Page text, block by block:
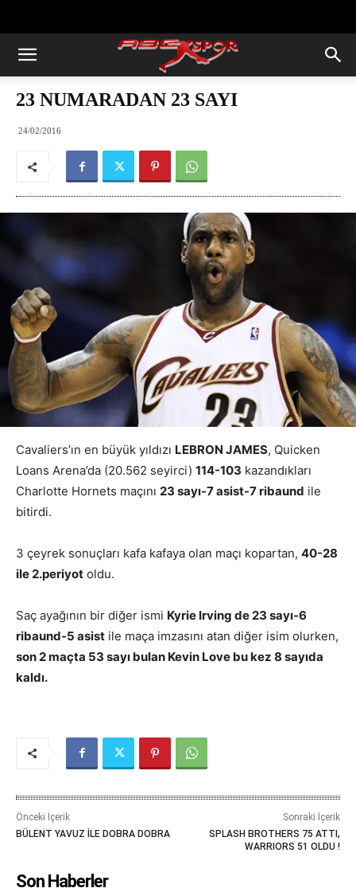
23 NUMARADAN 23 SAYI
24/02/2016
Cavaliers’ın en büyük yıldızı LEBRON JAMES, Quicken
Loans Arena’da (20.562 seyirci) 114-103 kazandıkları
Charlotte Hornets maçını 23 sayı-7 asist-7 ribaund ile
bitirdi.
3 çeyrek sonuçları kafa kafaya olan maçı kopartan, 40-28
ile 2.periyot oldu.
Saç ayağının bir diğer ismi Kyrie Irving de 23 sayı-6
ribaund-5 asist ile maça imzasını atan diğer isim olurken,
son 2 maçta 53 sayı bulan Kevin Love bu kez 8 sayıda
kaldı.
Önceki İçerik
BÜLENT YAVUZ İLE DOBRA DOBRA
Sonraki İçerik
SPLASH BROTHERS 75 ATTI,
WARRIORS 51 OLDU !
Son Haberler